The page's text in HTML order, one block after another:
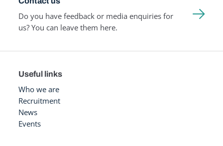
Do you have feedback or media enquiries for
us? You can leave them here.
Useful links
Who we are
Recruitment
News
Events